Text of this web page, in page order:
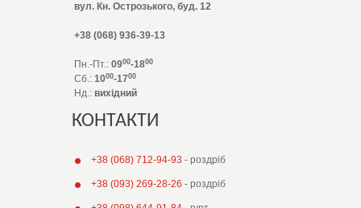
вул. Кн. Острозького, буд. 12
+38 (068) 936-39-13
Пн.-Пт.: 0900-1800
Сб.: 1000-1700
Нд.: вихідний
КОНТАКТИ
+38 (068) 712-94-93 - роздріб
+38 (093) 269-28-26 - роздріб